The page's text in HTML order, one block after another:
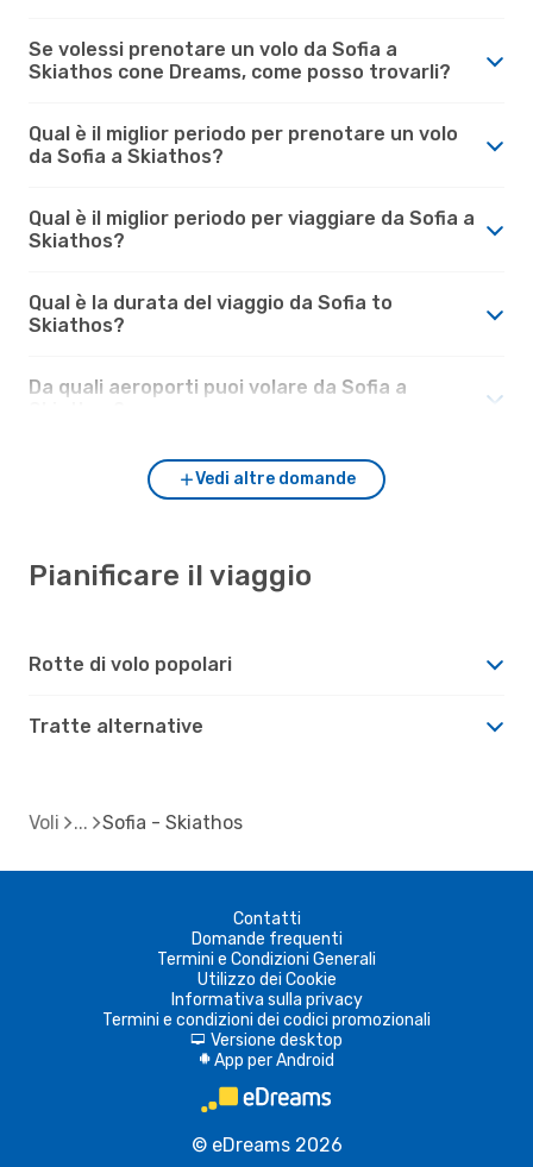
Se volessi prenotare un volo da Sofia a
Skiathos cone Dreams, come posso trovarli?
Qual è il miglior periodo per prenotare un volo
da Sofia a Skiathos?
Qual è il miglior periodo per viaggiare da Sofia a
Skiathos?
Qual è la durata del viaggio da Sofia to
Skiathos?
Da quali aeroporti puoi volare da Sofia a
Vedi altre domande
Pianificare il viaggio
Rotte di volo popolari
Tratte alternative
Voli Sofia - Skiathos
Contatti
Domande frequenti
Termini e Condizioni Generali
Utilizzo dei Cookie
Informativa sulla privacy
Termini e condizioni dei codici promozionali
d Versione desktop
A App per Android
© eDreams 2026